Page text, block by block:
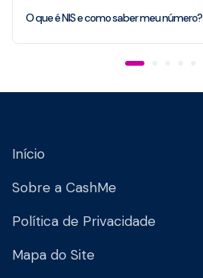
O que é NIS e como saber meu número?
Início
Sobre a CashMe
Política de Privacidade
Mapa do Site